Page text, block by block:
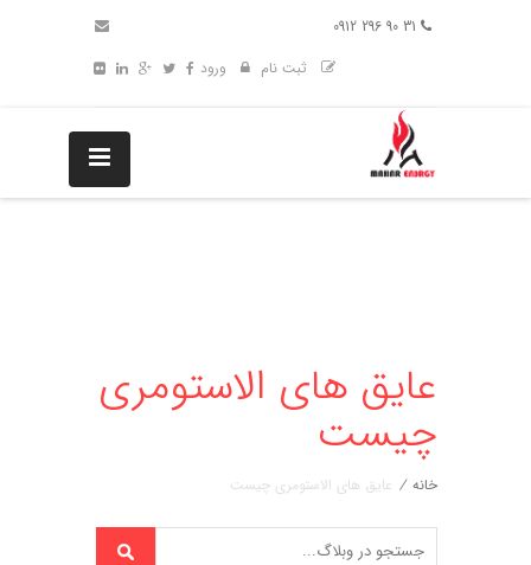
ثبت نام
ورود
عایق های الاستومری
چیست
خانه / عایق های الاستومری چیست